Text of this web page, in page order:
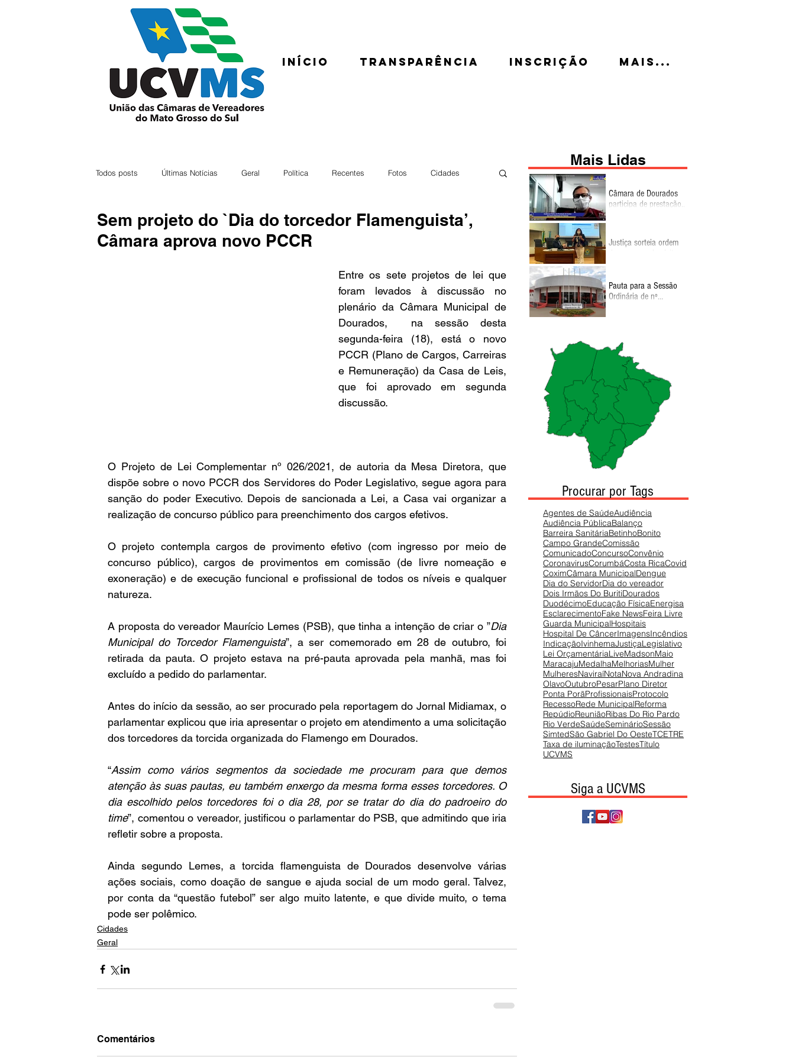
Início Transparência Inscrição Mais...
Todos posts Últimas Notícias Geral Política Recentes Fotos Cidades
Sem projeto do `Dia do torcedor Flamenguista’,
Câmara aprova novo PCCR
Entre os sete projetos de lei que
foram levados à discussão no
plenário da Câmara Municipal de
Dourados,  na sessão desta
segunda-feira (18), está o novo
PCCR (Plano de Cargos, Carreiras
e Remuneração) da Casa de Leis,
que foi aprovado em segunda
discussão.
O Projeto de Lei Complementar nº 026/2021, de autoria da Mesa Diretora, que
dispõe sobre o novo PCCR dos Servidores do Poder Legislativo, segue agora para
sanção do poder Executivo. Depois de sancionada a Lei, a Casa vai organizar a
realização de concurso público para preenchimento dos cargos efetivos.
O projeto contempla cargos de provimento efetivo (com ingresso por meio de
concurso público), cargos de provimentos em comissão (de livre nomeação e
exoneração) e de execução funcional e profissional de todos os níveis e qualquer
natureza.
A proposta do vereador Maurício Lemes (PSB), que tinha a intenção de criar o ”Dia
Municipal do Torcedor Flamenguista”, a ser comemorado em 28 de outubro, foi
retirada da pauta. O projeto estava na pré-pauta aprovada pela manhã, mas foi
excluído a pedido do parlamentar.
Antes do início da sessão, ao ser procurado pela reportagem do Jornal Midiamax, o
parlamentar explicou que iria apresentar o projeto em atendimento a uma solicitação
dos torcedores da torcida organizada do Flamengo em Dourados.
“Assim como vários segmentos da sociedade me procuram para que demos
atenção às suas pautas, eu também enxergo da mesma forma esses torcedores. O
dia escolhido pelos torcedores foi o dia 28, por se tratar do dia do padroeiro do
time”, comentou o vereador, justificou o parlamentar do PSB, que admitindo que iria
refletir sobre a proposta.
Ainda segundo Lemes, a torcida flamenguista de Dourados desenvolve várias
ações sociais, como doação de sangue e ajuda social de um modo geral. Talvez,
por conta da “questão futebol” ser algo muito latente, e que divide muito, o tema
pode ser polêmico.
Cidades
Geral
Comentários
Mais Lidas
Câmara de Dourados
participa de prestação
Justiça sorteia ordem
Pauta para a Sessão
Ordinária de nº
Procurar por Tags
Agentes de SaúdeAudiência
Audiência PúblicaBalanço
Barreira SanitáriaBetinhoBonito
Campo GrandeComissão
ComunicadoConcursoConvênio
CoronavirusCorumbáCosta RicaCovid
CoximCâmara MunicipalDengue
Dia do ServidorDia do vereador
Dois Irmãos Do BuritiDourados
DuodécimoEducação FísicaEnergisa
EsclarecimentoFake NewsFeira Livre
Guarda MunicipalHospitais
Hospital De CâncerImagensIncêndios
IndicaçãoIvinhemaJustiçaLegislativo
Lei OrçamentáriaLiveMadsonMaio
MaracajuMedalhaMelhoriasMulher
MulheresNaviraíNotaNova Andradina
OlavoOutubroPesarPlano Diretor
Ponta PorãProfissionaisProtocolo
RecessoRede MunicipalReforma
RepúdioReuniãoRibas Do Rio Pardo
Rio VerdeSaúdeSeminárioSessão
SimtedSão Gabriel Do OesteTCETRE
Taxa de iluminaçãoTestesTítulo
UCVMS
Siga a UCVMS